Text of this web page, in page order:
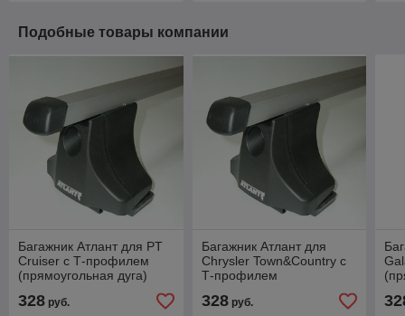
Подобные товары компании
Багажник Атлант для PT
Cruiser с Т-профилем
(прямоугольная дуга)
328 руб.
Багажник Атлант для
Chrysler Town&Country с
Т-профилем
328руб.